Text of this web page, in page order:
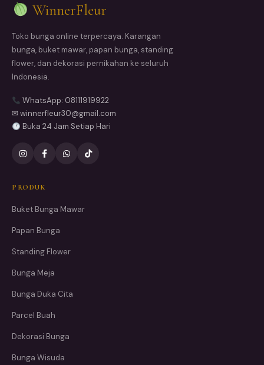
WinnerFleur
Toko bunga online terpercaya. Karangan
bunga, buket mawar, papan bunga, standing
flower, dan dekorasi pernikahan ke seluruh
Indonesia.
WhatsApp: 08111919922
✉ winnerfleur30@gmail.com
Buka 24 Jam Setiap Hari
PRODUK
Buket Bunga Mawar
Papan Bunga
Standing Flower
Bunga Meja
Bunga Duka Cita
Parcel Buah
Dekorasi Bunga
Bunga Wisuda